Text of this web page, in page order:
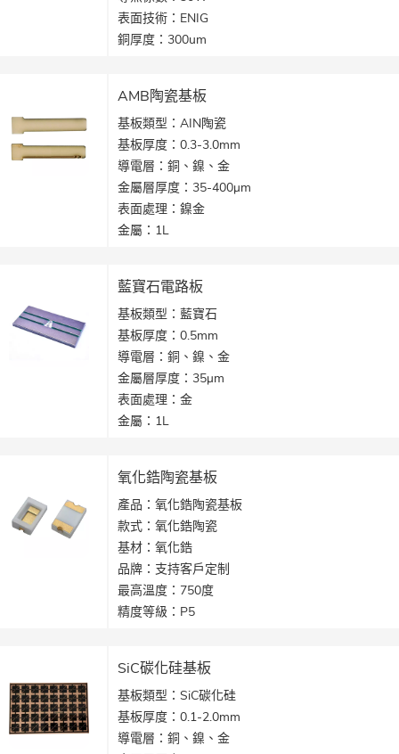
表面技術：ENIG
銅厚度：300um
AMB陶瓷基板
基板類型：AIN陶瓷
基板厚度：0.3-3.0mm
導電層：銅、鎳、金
金屬層厚度：35-400μm
表面處理：鎳金
金屬：1L
應用：大功率部件
藍寶石電路板
基板類型：藍寶石
基板厚度：0.5mm
導電層：銅、鎳、金
金屬層厚度：35μm
表面處理：金
金屬：1L
氧化鋯陶瓷基板
產品：氧化鋯陶瓷基板
款式：氧化鋯陶瓷
基材：氧化鋯
品牌：支持客戶定制
最高溫度：750度
精度等級：P5
產地：中國
SiC碳化硅基板
基板類型： SiC碳化硅
基板厚度：0.1-2.0mm
導電層：銅、鎳、金